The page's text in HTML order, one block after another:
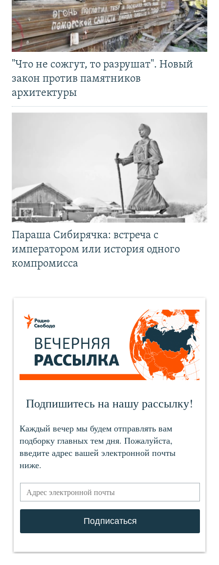
"Что не сожгут, то разрушат". Новый
закон против памятников
архитектуры
Параша Сибирячка: встреча с
императором или история одного
компромисса